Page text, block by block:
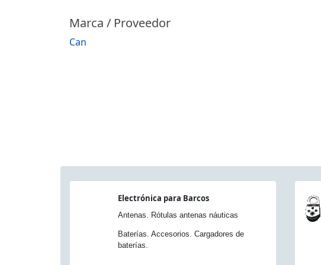
Marca / Proveedor
Can
Electrónica para Barcos
Antenas. Rótulas antenas náuticas
Baterías. Accesorios. Cargadores de
baterías.